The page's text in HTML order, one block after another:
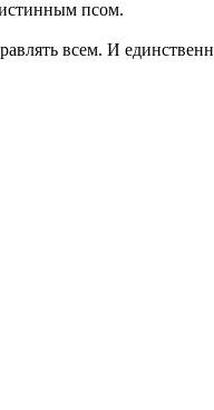
псом.
всем. И